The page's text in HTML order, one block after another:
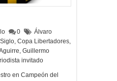
0
Álvaro
, Copa Libertadores,
, Guillermo
invitado
en Campeón del